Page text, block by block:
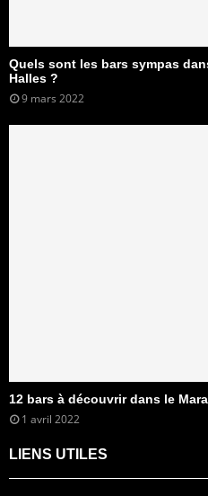
Quels sont les bars sympas
Halles ?
9 mars 2022
12 bars à découvrir dans le
1 avril 2022
LIENS UTILES